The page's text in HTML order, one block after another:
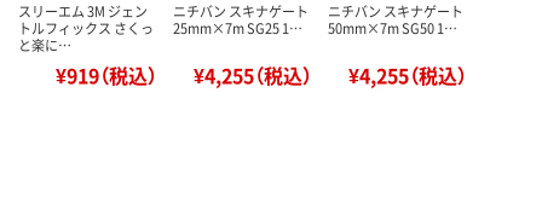
スリーエム 3M ジェン
トルフィックス さくっ
と楽に…
¥919（税込）
ニチバン スキナゲート
25mm×7m SG25 1…
¥4,255（税込）
ニチバン スキナゲート
50mm×7m SG50 1…
¥4,255（税込）